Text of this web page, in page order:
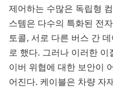
제어하는 수많은 독립형
스템은 다수의 특화된 전
토콜, 서로 다른 버스 간
로 했다. 그러나 이러한
이버 위협에 대한 보안이
어진다. 케이블은 차량 자